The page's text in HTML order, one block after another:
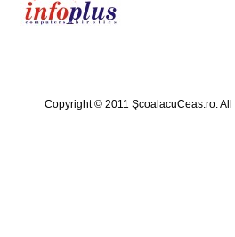
Copyright © 2011 ŞcoalacuCeas.ro.